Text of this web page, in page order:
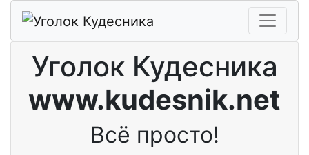
Уголок Кудесника
www.kudesnik.net
Всё просто!